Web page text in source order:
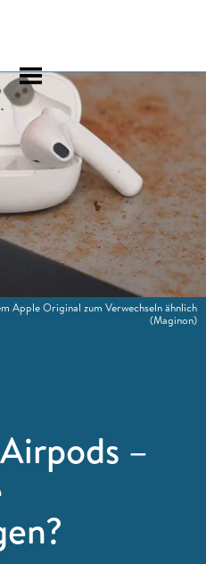
–
Apple Original zum Verwechseln ähnlich
(Maginon)